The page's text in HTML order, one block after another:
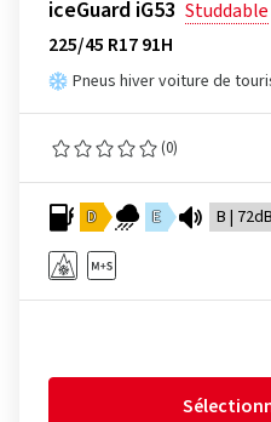
iceGuard iG53 Studdable
225/45 R17 91H
Pneus hiver voiture de
(0)
D E B | 72dB